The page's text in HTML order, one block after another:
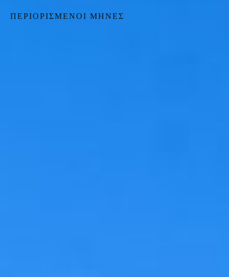
ΠΕΡΙΟΡΙΣΜΈΝΟΙ ΜΉΝΕΣ